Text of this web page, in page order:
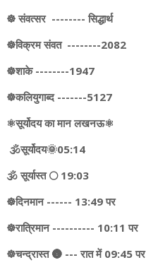
☸️ संवत्सर -------- सिद्धार्थ
☸️विक्रम संवत --------2082
☸️शाके --------1947
☸️कलियुगाब्द -------5127
⚛️सूर्योदय का मान लखनऊ⚛️
🕉️सूर्योदय🌞05:14
🕉️ सूर्यास्त 🌕 19:03
☸️दिनमान ------ 13:49 पर
☸️रात्रिमान ---------- 10:11 पर
☸️चन्द्रास्त 🌚 --- रात में 09:45 पर